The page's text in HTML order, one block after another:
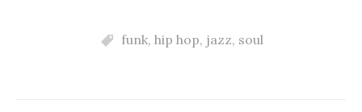
funk, hip hop, jazz, soul